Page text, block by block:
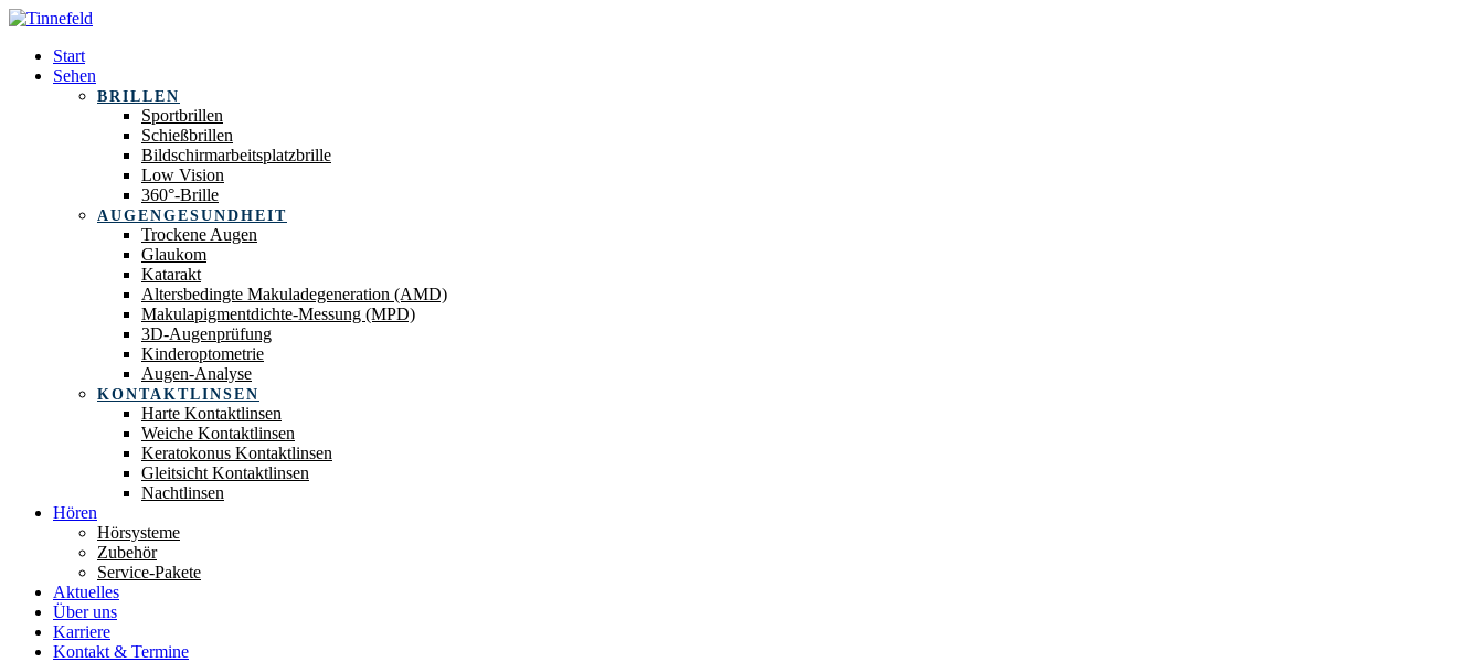
Start
Sehen
BRILLEN
Sportbrillen
Schießbrillen
Bildschirmarbeitsplatzbrille
Low Vision
360°-Brille
AUGENGESUNDHEIT
Trockene Augen
Glaukom
Katarakt
Altersbedingte Makuladegeneration (AMD)
Makulapigmentdichte-Messung (MPD)
3D-Augenprüfung
Kinderoptometrie
Augen-Analyse
KONTAKTLINSEN
Harte Kontaktlinsen
Weiche Kontaktlinsen
Keratokonus Kontaktlinsen
Gleitsicht Kontaktlinsen
Nachtlinsen
Hören
Hörsysteme
Zubehör
Service-Pakete
Aktuelles
Über uns
Karriere
Kontakt & Termine